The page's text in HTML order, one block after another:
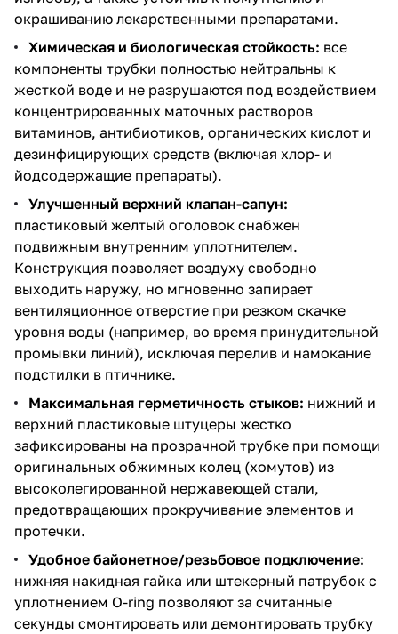
окрашиванию лекарственными препаратами.
Химическая и биологическая стойкость: все
компоненты трубки полностью нейтральны к
жесткой воде и не разрушаются под воздействием
концентрированных маточных растворов
витаминов, антибиотиков, органических кислот и
дезинфицирующих средств (включая хлор- и
йодсодержащие препараты).
Улучшенный верхний клапан-сапун:
пластиковый желтый оголовок снабжен
подвижным внутренним уплотнителем.
Конструкция позволяет воздуху свободно
выходить наружу, но мгновенно запирает
вентиляционное отверстие при резком скачке
уровня воды (например, во время принудительной
промывки линий), исключая перелив и намокание
подстилки в птичнике.
Максимальная герметичность стыков: нижний и
верхний пластиковые штуцеры жестко
зафиксированы на прозрачной трубке при помощи
оригинальных обжимных колец (хомутов) из
высоколегированной нержавеющей стали,
предотвращающих прокручивание элементов и
протечки.
Удобное байонетное/резьбовое подключение:
нижняя накидная гайка или штекерный патрубок с
уплотнением O-ring позволяют за считанные
секунды смонтировать или демонтировать трубку